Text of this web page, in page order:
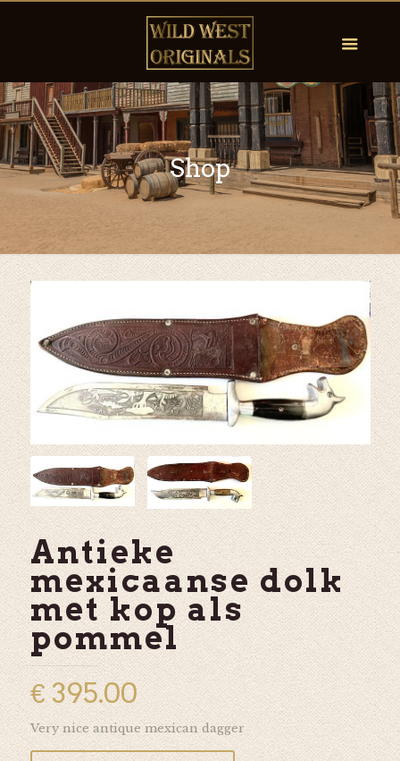
Shop
Antieke
mexicaanse dolk
met kop als
pommel
€ 395.00
Very nice antique mexican dagger